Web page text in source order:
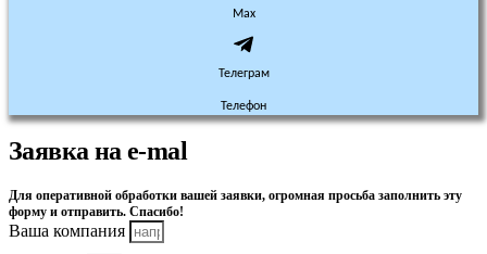
Max
Телеграм
Телефон
Заявка на e-mal
Для оперативной обработки вашей заявки, огромная просьба заполнить эту
форму и отправить. Спасибо!
Ваша компания